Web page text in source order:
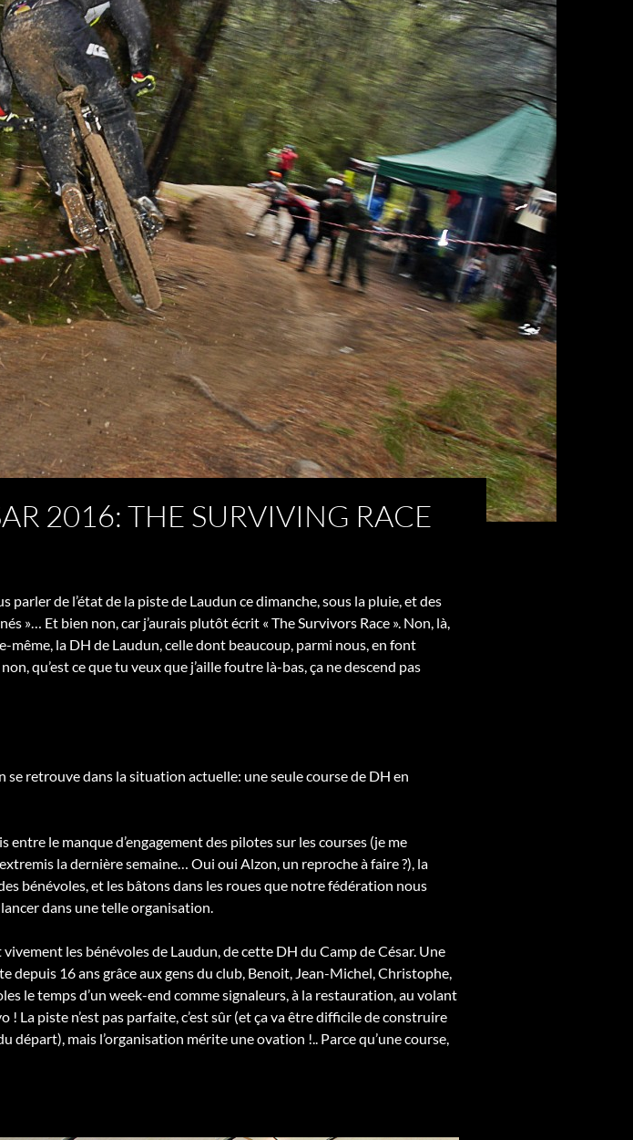
2016: THE SURVIVING RACE
parler de l’état de la piste de Laudun ce dimanche, sous la pluie, et des
»… Et bien non, car j’aurais plutôt écrit « The Survivors Race ». Non, là,
même, la DH de Laudun, celle dont beaucoup, parmi nous, en font
qu’est ce que tu veux que j’aille foutre là-bas, ça ne descend pas
se retrouve dans la situation actuelle: une seule course de DH en
le manque d’engagement des pilotes sur les courses (je me
extremis la dernière semaine… Oui oui Alzon, un reproche à faire ?), la
bénévoles, et les bâtons dans les roues que notre fédération nous
dans une telle organisation.
les bénévoles de Laudun, de cette DH du Camp de César. Une
depuis 16 ans grâce aux gens du club, Benoit, Jean-Michel, Christophe,
le temps d’un week-end comme signaleurs, à la restauration, au volant
La piste n’est pas parfaite, c’est sûr (et ça va être difficile de construire
départ), mais l’organisation mérite une ovation !.. Parce qu’une course,